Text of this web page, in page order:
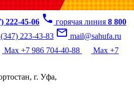
222-45-06 phone горячая линия 8 800
223-43-83 mail_outline mail@sahufa.ru
Max +7 986 704-40-88
Max +7
г. Уфа,